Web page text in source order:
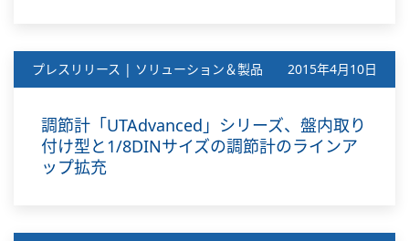
プレスリリース | ソリューション＆製品 2015年4月10日
調節計「UTAdvanced」シリーズ、盤内取り
付け型と1/8DINサイズの調節計のラインア
ップ拡充